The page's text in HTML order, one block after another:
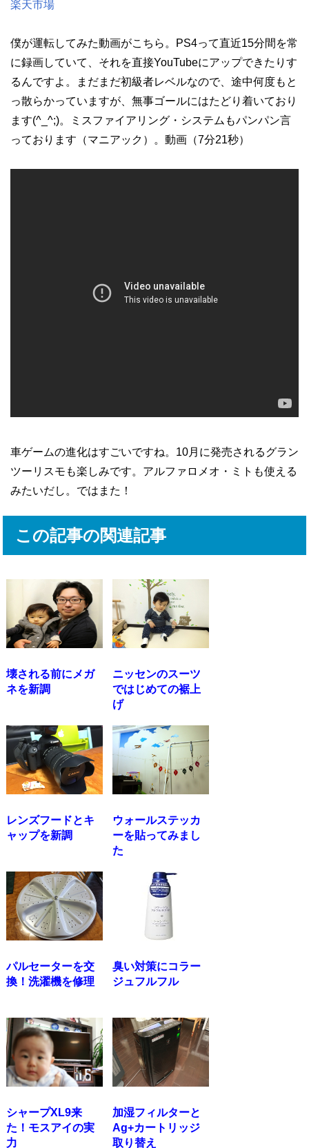
楽天市場
僕が運転してみた動画がこちら。PS4って直近15分間を常
に録画していて、それを直接YouTubeにアップできたりす
るんですよ。まだまだ初級者レベルなので、途中何度もと
っ散らかっていますが、無事ゴールにはたどり着いており
ます(^_^;)。ミスファイアリング・システムもパンパン言
っております（マニアック）。動画（7分21秒）
車ゲームの進化はすごいですね。10月に発売されるグラン
ツーリスモも楽しみです。アルファロメオ・ミトも使える
みたいだし。ではまた！
この記事の関連記事
壊される前にメガ
ネを新調
ニッセンのスーツ
ではじめての裾上
げ
レンズフードとキ
ャップを新調
ウォールステッカ
ーを貼ってみまし
た
パルセーターを交
換！洗濯機を修理
臭い対策にコラー
ジュフルフル
シャープXL9来
た！モスアイの実
力
加湿フィルターと
Ag+カートリッジ
取り替え